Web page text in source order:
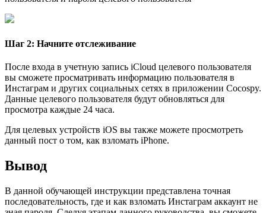
Шаг 2: Начните отслеживание
После входа в учетную запись iCloud целевого пользователя
вы сможете просматривать информацию пользователя в
Инстаграм и других социальных сетях в приложении Cocospy.
Данные целевого пользователя будут обновляться для
просмотра каждые 24 часа.
Для целевых устройств iOS вы также можете просмотреть
данный пост о том, как взломать iPhone.
Вывод
В данной обучающей инструкции представлена точная
последовательность, где и как взломать Инстаграм аккаунт не